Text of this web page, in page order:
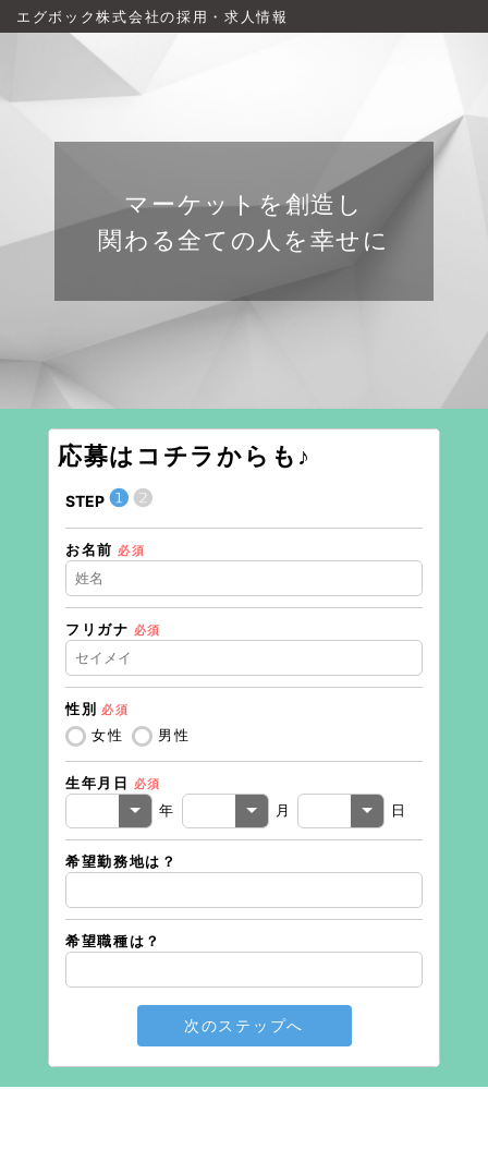
エグボック株式会社の採用・求人情報
マーケットを創造し
関わる全ての人を幸せに
応募はコチラからも♪
STEP ❶❷
お名前 必須
フリガナ 必須
性別 必須
女性 男性
生年月日 必須
年 月 日
希望勤務地は？
希望職種は？
次のステップへ